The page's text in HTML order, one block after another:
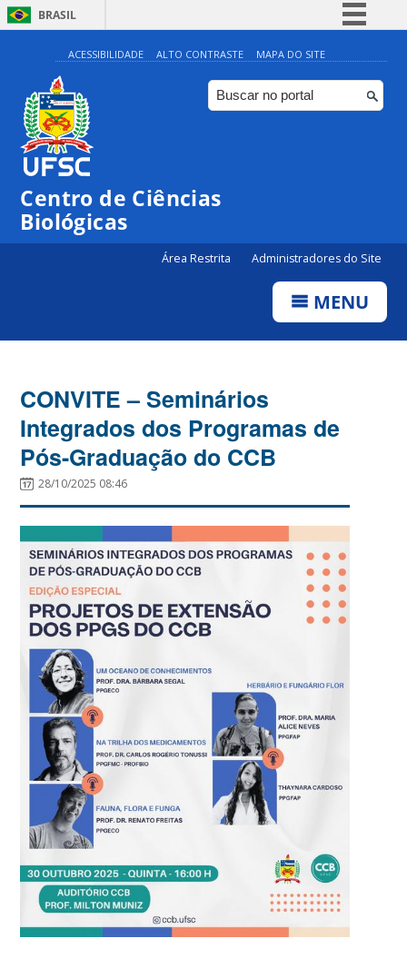
BRASIL
Simplifique!
Comunica BR
Participe
ACESSIBILIDADE ALTO CONTRASTE MAPA DO SITE
Centro de Ciências
Biológicas
Área Restrita Administradores do Site
MENU
CONVITE – Seminários
Integrados dos Programas de
Pós-Graduação do CCB
28/10/2025 08:46